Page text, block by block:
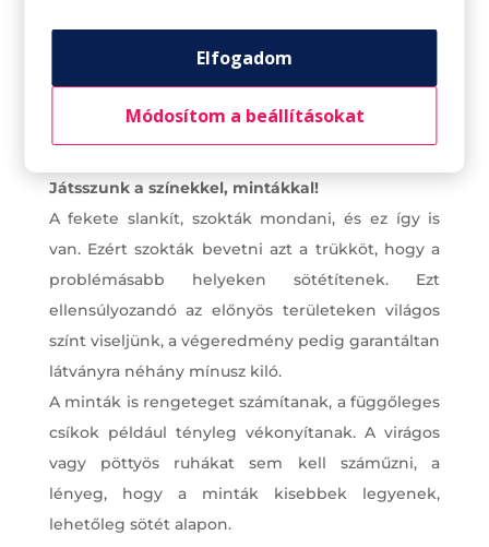
itt is alap, hogy ne egy kisebb méretbe
passzírozzuk be magunk.
Bátran hordható mellé magas sarok, a hatás így
még szembe tűnőbb.
Játsszunk a színekkel, mintákkal!
A fekete slankít, szokták mondani, és ez így is
van. Ezért szokták bevetni azt a trükköt, hogy a
problémásabb helyeken sötétítenek. Ezt
ellensúlyozandó az előnyös területeken világos
színt viseljünk, a végeredmény pedig garantáltan
látványra néhány mínusz kiló.
A minták is rengeteget számítanak, a függőleges
csíkok például tényleg vékonyítanak. A virágos
vagy pöttyös ruhákat sem kell száműzni, a
lényeg, hogy a minták kisebbek legyenek,
lehetőleg sötét alapon.
Elfogadom
Módosítom a beállításokat